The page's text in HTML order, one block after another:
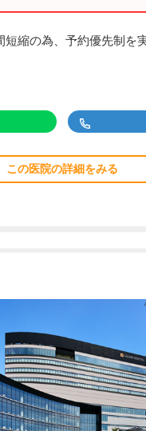
短縮の為、予約優先制を
この医院の詳細をみる